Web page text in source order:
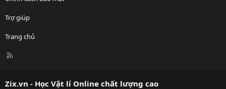
Trợ giúp
Trang chủ
R
Zix.vn - Học Vật lí Online chất lượng cao